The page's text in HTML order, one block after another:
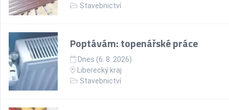
Stavebnictví
Poptávám: topenářské práce
Dnes (6. 8. 2026)
Liberecký kraj
Stavebnictví